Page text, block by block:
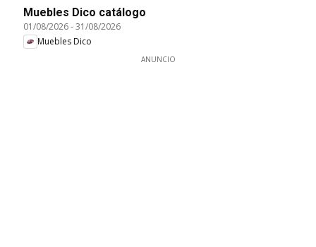
Muebles Dico catálogo
01/08/2026-31/08/2026
Muebles Dico
ANUNCIO